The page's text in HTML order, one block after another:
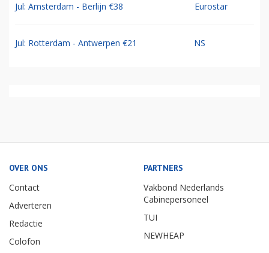
Jul: Amsterdam - Berlijn €38 Eurostar
Jul: Rotterdam - Antwerpen €21 NS
OVER ONS
Contact
Adverteren
Redactie
Colofon
PARTNERS
Vakbond Nederlands
Cabinepersoneel
TUI
NEWHEAP